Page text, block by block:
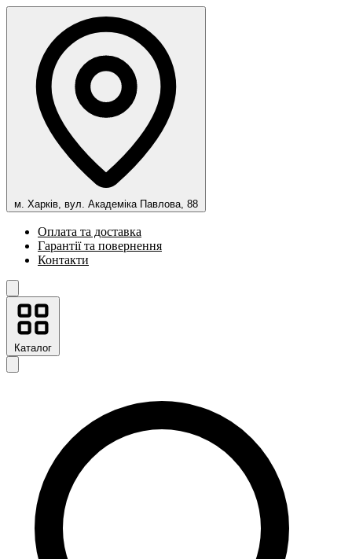
м. Харків, вул. Академіка Павлова, 88
Оплата та доставка
Гарантії та повернення
Контакти
Каталог